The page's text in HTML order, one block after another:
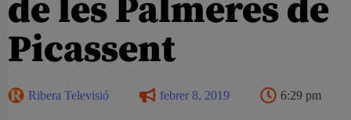
de les Palmeres de
Picassent
Ribera Televisió febrer 8, 2019 6:29 pm